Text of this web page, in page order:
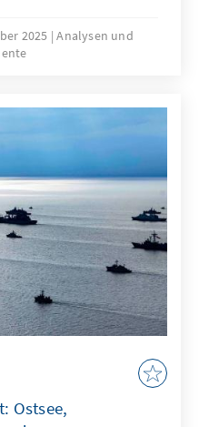
sondern auch
Europa geht es
mit
Vielmehr gilt es
oder
dass sie als
institutionalisierten
2025 Analysen und
Ostsee,